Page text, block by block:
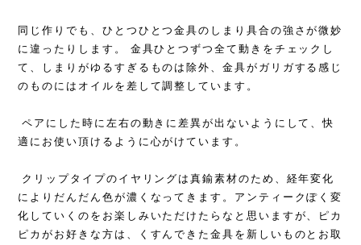
同じ作りでも、ひとつひとつ金具のしまり具合の強さが微妙
に違ったりします。 金具ひとつずつ全て動きをチェックし
て、しまりがゆるすぎるものは除外、金具がガリガする感じ
のものにはオイルを差して調整しています。
ペアにした時に左右の動きに差異が出ないようにして、快
適にお使い頂けるように心がけています。
クリップタイプのイヤリングは真鍮素材のため、経年変化
によりだんだん色が濃くなってきます。アンティークぽく変
化していくのをお楽しみいただけたらなと思いますが、ピカ
ピカがお好きな方は、くすんできた金具を新しいものとお取